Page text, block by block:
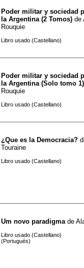
Poder militar y sociedad
la Argentina (2 Tomos) de
Rouquie
Libro usado (Castellano)
Poder militar y sociedad
la Argentina (Solo tomo 1)
Rouquie
Libro usado (Castellano)
¿Que es la Democracia?
Touraine
Libro usado (Castellano)
Um novo paradigma de
Libro usado (Castellano)
(Portugués)